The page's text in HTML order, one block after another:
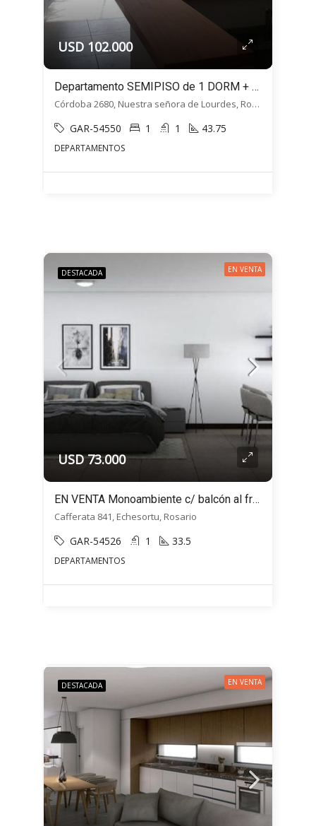
USD 102.000
Departamento SEMIPISO de 1 DORM + Balcón – Cordoba 2680, Macrocentro, Rosario
Córdoba 2680, Nuestra señora de Lourdes, Rosario
GAR-54550 1 1 43.75
DEPARTAMENTOS
DESTACADA EN VENTA
USD 73.000
EN VENTA Monoambiente c/ balcón al frente- Cafferata 800 – Echesortu, Rosario
Cafferata 841, Echesortu, Rosario
GAR-54526 1 33.5
DEPARTAMENTOS
DESTACADA EN VENTA